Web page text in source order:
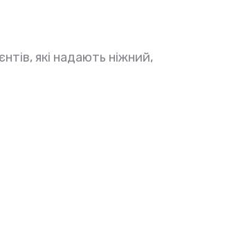
які надають ніжний,